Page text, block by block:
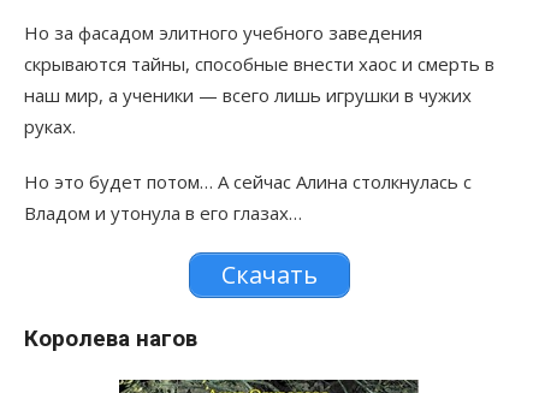
Но за фасадом элитного учебного заведения
скрываются тайны, способные внести хаос и смерть в
наш мир, а ученики — всего лишь игрушки в чужих
руках.
Но это будет потом… А сейчас Алина столкнулась с
Владом и утонула в его глазах…
Скачать
Королева нагов